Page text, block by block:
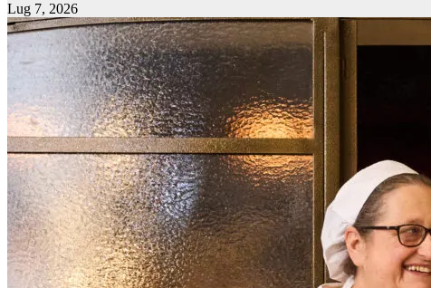
Lug 7, 2026